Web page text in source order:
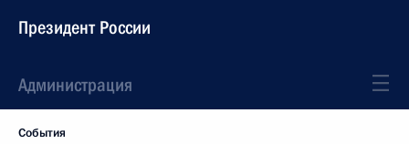
Президент России
Администрация
События